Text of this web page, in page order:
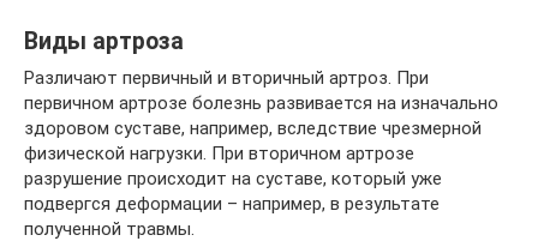
Виды артроза
Различают первичный и вторичный артроз. При
первичном артрозе болезнь развивается на изначально
здоровом суставе, например, вследствие чрезмерной
физической нагрузки. При вторичном артрозе
разрушение происходит на суставе, который уже
подвергся деформации – например, в результате
полученной травмы.